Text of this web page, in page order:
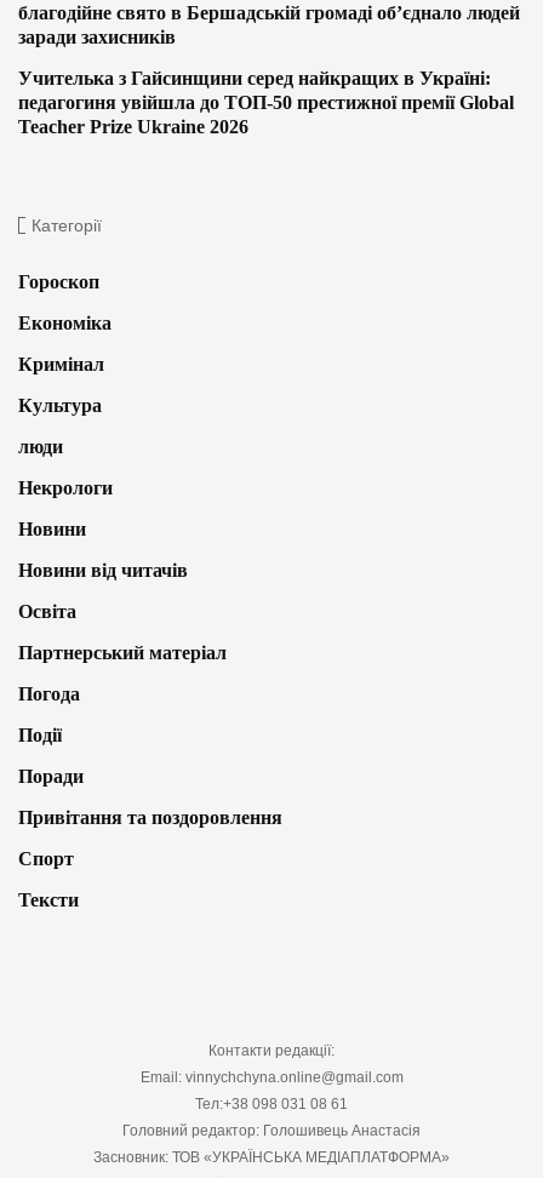
благодійне свято в Бершадській громаді об’єднало людей
заради захисників
Учителька з Гайсинщини серед найкращих в Україні:
педагогиня увійшла до ТОП-50 престижної премії Global
Teacher Prize Ukraine 2026
Категорії
Гороскоп
Економіка
Кримінал
Культура
люди
Некрологи
Новини
Новини від читачів
Освіта
Партнерський матеріал
Погода
Події
Поради
Привітання та поздоровлення
Спорт
Тексти
Контакти редакції:
Email: vinnychchyna.online@gmail.com
Тел:+38 098 031 08 61
Головний редактор: Голошивець Анастасія
Засновник: ТОВ «УКРАЇНСЬКА МЕДІАПЛАТФОРМА»